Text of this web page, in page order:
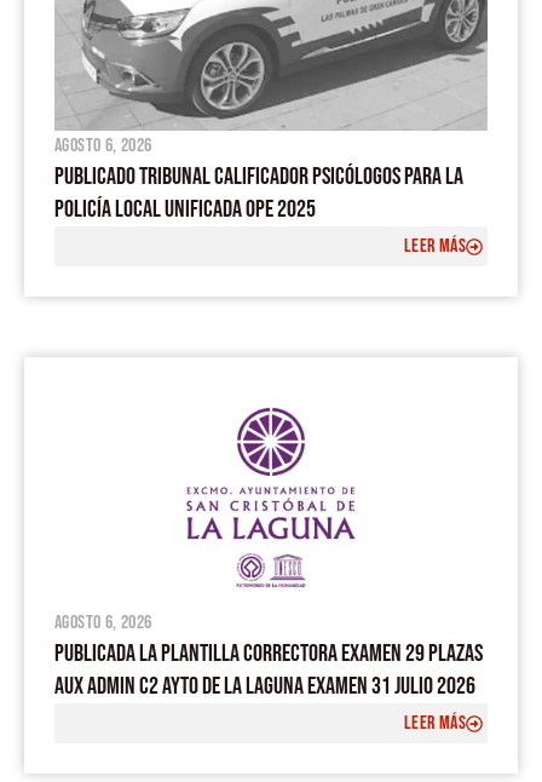
agosto 6, 2026
PUBLICADO TRIBUNAL CALIFICADOR PSICÓLOGOS PARA LA
POLICÍA LOCAL UNIFICADA OPE 2025
LEER MÁS
agosto 6, 2026
PUBLICADA LA PLANTILLA CORRECTORA EXAMEN 29 PLAZAS
AUX ADMIN C2 AYTO DE LA LAGUNA EXAMEN 31 JULIO 2026
LEER MÁS